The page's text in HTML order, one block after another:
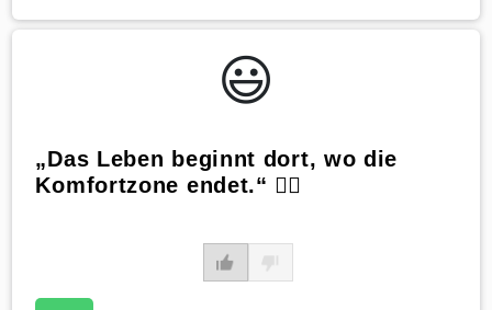
😃️
„Das Leben beginnt dort, wo die
Komfortzone endet.“ ☝🏻